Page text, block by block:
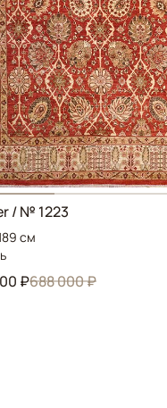
/ № 1223
см
₽688 000 ₽